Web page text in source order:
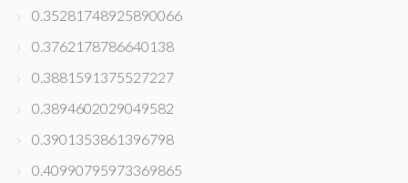
0.35281748925890066
0.3762178786640138
0.3881591375527227
0.3894602029049582
0.3901353861396798
0.40990795973369865